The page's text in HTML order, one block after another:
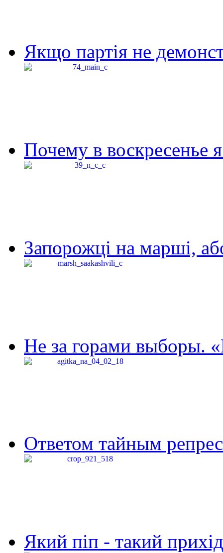
Якщо партія не
Почему в воскресенье
Запорожці на марші,
Не за горами выборы.
Ответом тайным
Який піп - такий